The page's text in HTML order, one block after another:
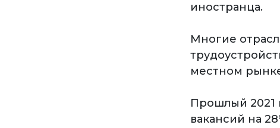
иностранца.
Многие
местном
Прошлый 2021
вакансий на